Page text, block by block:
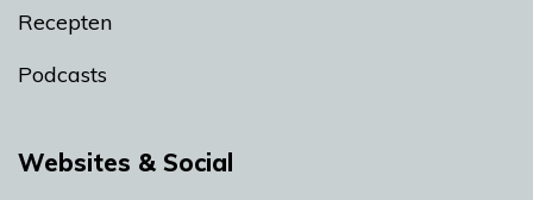
Recepten
Podcasts
Websites & Social